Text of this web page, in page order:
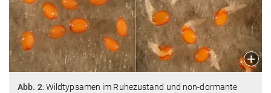
Abb. 2: Wildtypsamen im Ruhezustand und non-dormante